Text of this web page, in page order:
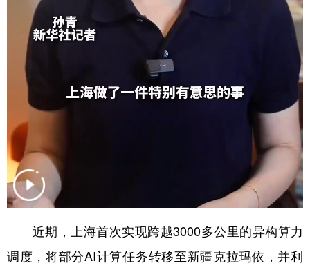
新疆 黑龙江
多语种频道
English
한국어
Deutsch
近期，上海首次实现跨越3000多公里的异构算力
调度，将部分AI计算任务转移至新疆克拉玛依，并利